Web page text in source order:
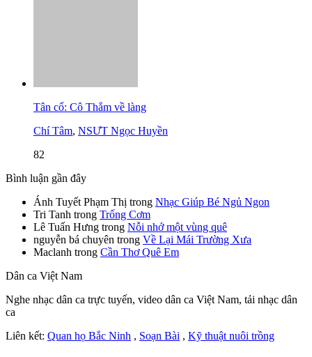
Tân cổ: Cô Thắm về làng
Chí Tâm, NSƯT Ngọc Huyền
82
Bình luận gần đây
Ánh Tuyết Phạm Thị trong Nhạc Giúp Bé Ngủ Ngon
Tri Tanh trong Trống Cơm
Lê Tuấn Hưng trong Nỗi nhớ một vùng quê
nguyễn bá chuyên trong Về Lại Mái Trường Xưa
Maclanh trong Cần Thơ Quê Em
Dân ca Việt Nam
Nghe nhạc dân ca trực tuyến, video dân ca Việt Nam, tải nhạc dân
ca
Liên kết: Quan họ Bắc Ninh , Soạn Bài , Kỹ thuật nuôi trồng